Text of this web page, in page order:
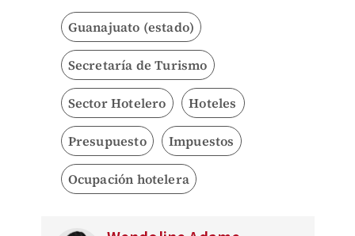
Guanajuato (estado)
Secretaría de Turismo
Sector Hotelero Hoteles
Presupuesto Impuestos
Ocupación hotelera